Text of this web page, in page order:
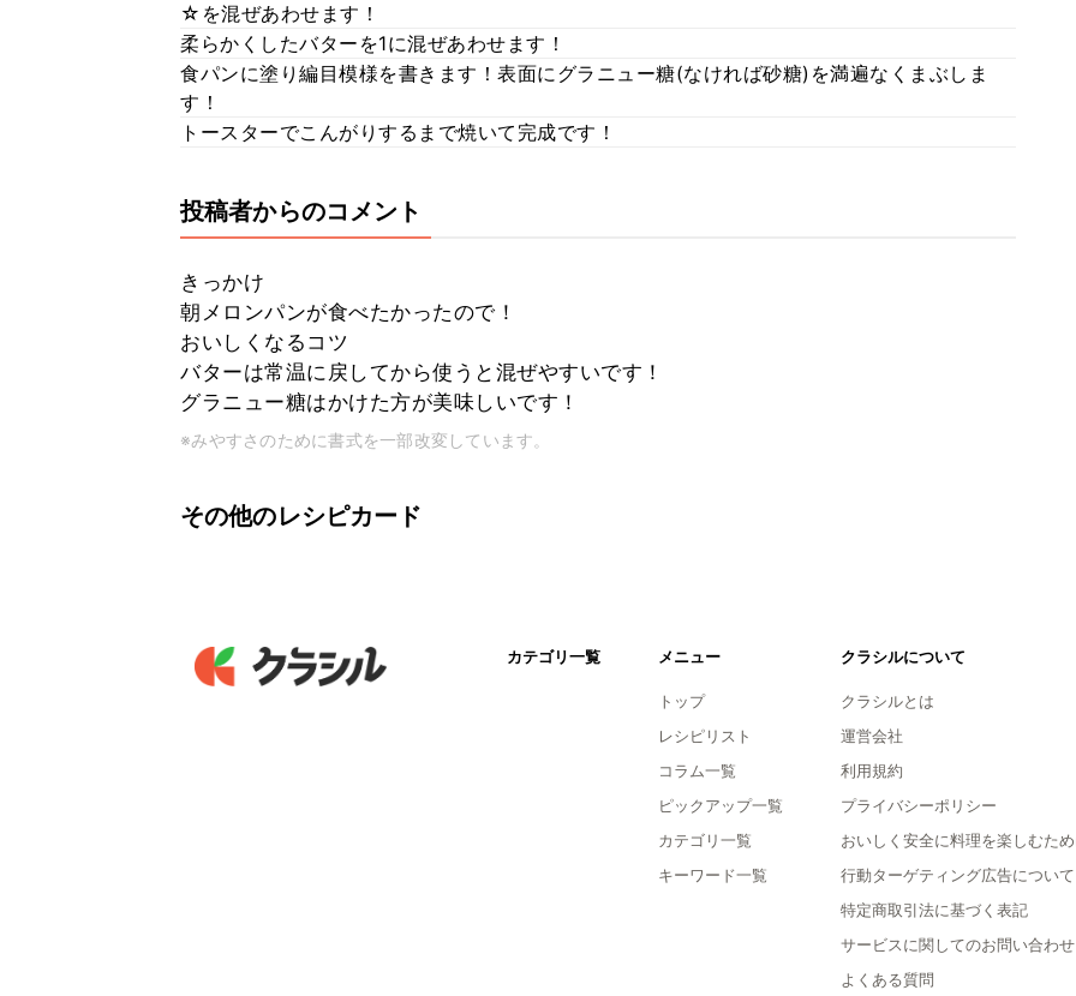
☆を混ぜあわせます！
柔らかくしたバターを1に混ぜあわせます！
食パンに塗り編目模様を書きます！表面にグラニュー糖(なければ砂糖)を満遍なくまぶしま
す！
トースターでこんがりするまで焼いて完成です！
投稿者からのコメント
きっかけ
朝メロンパンが食べたかったので！
おいしくなるコツ
バターは常温に戻してから使うと混ぜやすいです！
グラニュー糖はかけた方が美味しいです！
※みやすさのために書式を一部改変しています。
その他のレシピカード
カテゴリ一覧 メニュー
トップ
レシピリスト
コラム一覧
ピックアップ一覧
カテゴリ一覧
キーワード一覧
クラシルについて
クラシルとは
運営会社
利用規約
プライバシーポリシー
おいしく安全に料理を楽しむため
行動ターゲティング広告について
特定商取引法に基づく表記
サービスに関してのお問い合わせ
よくある質問